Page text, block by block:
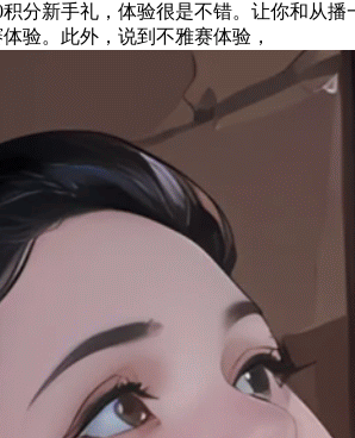
新手礼，体验很是不错。让你和从播
验。此外，说到不雅赛体验，